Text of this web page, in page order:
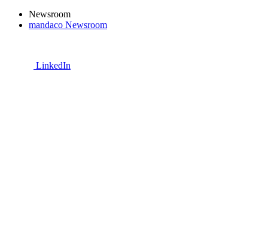
Newsroom
mandaco Newsroom
LinkedIn